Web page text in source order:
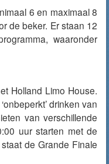
6 en maximaal 8
de beker. Er staan 12
waaronder
Holland Limo House.
drinken van
van verschillende
uur starten met de
de Grande Finale